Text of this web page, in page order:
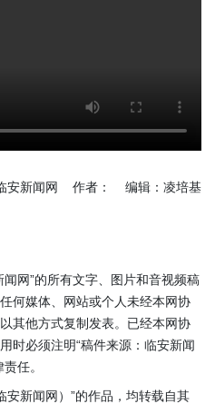
安新闻网 作者： 编辑：凌培基
网”的所有文字、图片和音视频稿
何媒体、网站或个人未经本网协
其他方式复制发表。已经本网协
时必须注明“稿件来源：临安新闻
任。
新闻网）”的作品，均转载自其